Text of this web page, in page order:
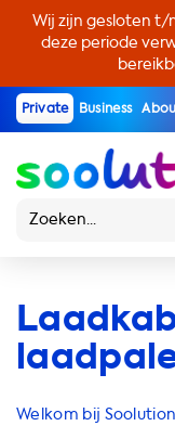
Wij zijn gesloten t/
deze periode
Private Business
Welkom bij